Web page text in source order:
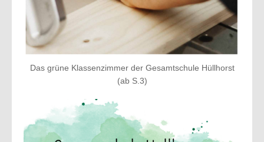
Das grüne Klassenzimmer der Gesamtschule Hüllhorst
(ab S.3)